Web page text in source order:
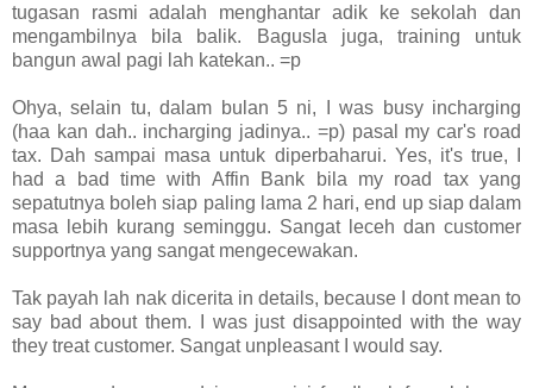
tugasan rasmi adalah menghantar adik ke sekolah dan
mengambilnya bila balik. Bagusla juga, training untuk
bangun awal pagi lah katekan.. =p
Ohya, selain tu, dalam bulan 5 ni, I was busy incharging
(haa kan dah.. incharging jadinya.. =p) pasal my car's road
tax. Dah sampai masa untuk diperbaharui. Yes, it's true, I
had a bad time with Affin Bank bila my road tax yang
sepatutnya boleh siap paling lama 2 hari, end up siap dalam
masa lebih kurang seminggu. Sangat leceh dan customer
supportnya yang sangat mengecewakan.
Tak payah lah nak dicerita in details, because I dont mean to
say bad about them. I was just disappointed with the way
they treat customer. Sangat unpleasant I would say.